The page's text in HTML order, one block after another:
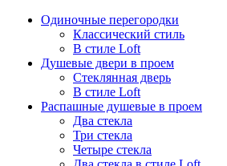
Одиночные перегородки
Классический стиль
В стиле Loft
Душевые двери в проем
Стеклянная дверь
В стиле Loft
Распашные душевые в проем
Два стекла
Три стекла
Четыре стекла